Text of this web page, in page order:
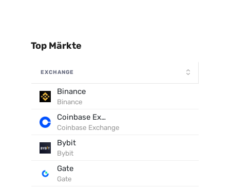
Top Märkte
EXCHANGE
Binance
Binance
Coinbase Exchange
Coinbase Exchange
Bybit
Bybit
Gate
Gate